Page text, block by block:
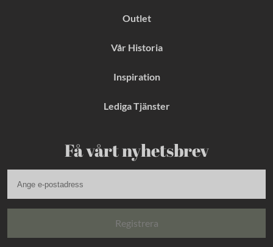
Outlet
Vår Historia
Inspiration
Lediga Tjänster
Få vårt nyhetsbrev
Registrera